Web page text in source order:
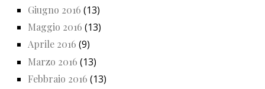
Giugno 2016 (13)
Maggio 2016 (13)
Aprile 2016 (9)
Marzo 2016 (13)
Febbraio 2016 (13)